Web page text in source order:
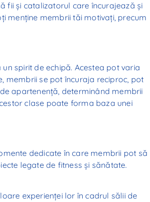
fii și catalizatorul care încurajează și
menține membrii tăi motivați, precum
spirit de echipă. Acestea pot varia
membrii se pot încuraja reciproc, pot
apartenență, determinând membrii
clase poate forma baza unei
dedicate în care membrii pot să
legate de fitness și sănătate.
experienței lor în cadrul sălii de